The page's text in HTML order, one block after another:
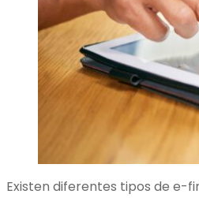
Existen diferentes tipos de e-